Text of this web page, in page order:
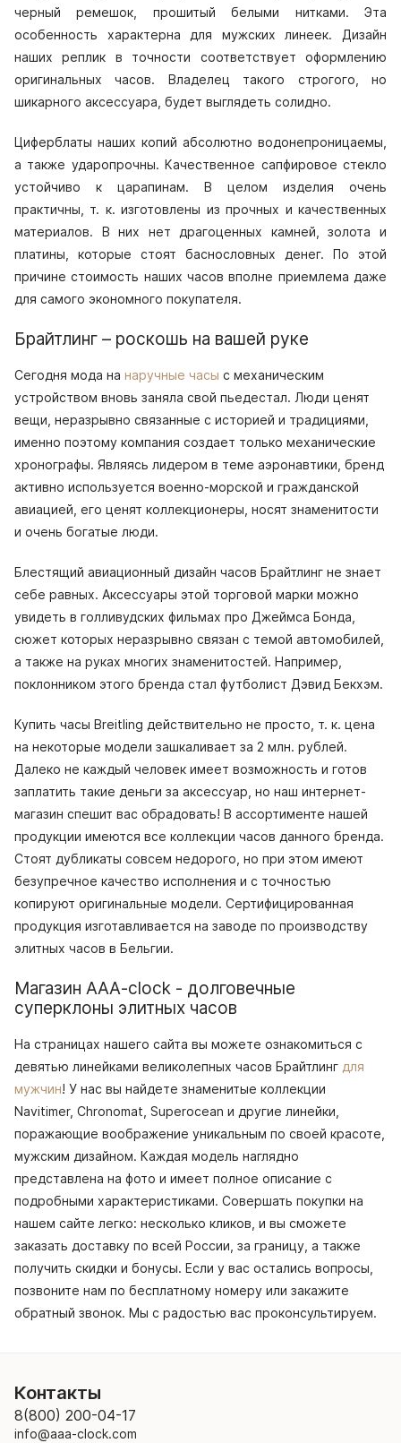
черный ремешок, прошитый белыми нитками. Эта
особенность характерна для мужских линеек. Дизайн
наших реплик в точности соответствует оформлению
оригинальных часов. Владелец такого строгого, но
шикарного аксессуара, будет выглядеть солидно.
Циферблаты наших копий абсолютно водонепроницаемы,
а также ударопрочны. Качественное сапфировое стекло
устойчиво к царапинам. В целом изделия очень
практичны, т. к. изготовлены из прочных и качественных
материалов. В них нет драгоценных камней, золота и
платины, которые стоят баснословных денег. По этой
причине стоимость наших часов вполне приемлема даже
для самого экономного покупателя.
Брайтлинг – роскошь на вашей руке
Сегодня мода на наручные часы с механическим
устройством вновь заняла свой пьедестал. Люди ценят
вещи, неразрывно связанные с историей и традициями,
именно поэтому компания создает только механические
хронографы. Являясь лидером в теме аэронавтики, бренд
активно используется военно-морской и гражданской
авиацией, его ценят коллекционеры, носят знаменитости
и очень богатые люди.
Блестящий авиационный дизайн часов Брайтлинг не знает
себе равных. Аксессуары этой торговой марки можно
увидеть в голливудских фильмах про Джеймса Бонда,
сюжет которых неразрывно связан с темой автомобилей,
а также на руках многих знаменитостей. Например,
поклонником этого бренда стал футболист Дэвид Бекхэм.
Купить часы Breitling действительно не просто, т. к. цена
на некоторые модели зашкаливает за 2 млн. рублей.
Далеко не каждый человек имеет возможность и готов
заплатить такие деньги за аксессуар, но наш интернет-
магазин спешит вас обрадовать! В ассортименте нашей
продукции имеются все коллекции часов данного бренда.
Стоят дубликаты совсем недорого, но при этом имеют
безупречное качество исполнения и с точностью
копируют оригинальные модели. Сертифицированная
продукция изготавливается на заводе по производству
элитных часов в Бельгии.
Магазин AAA-clock - долговечные
суперклоны элитных часов
На страницах нашего сайта вы можете ознакомиться с
девятью линейками великолепных часов Брайтлинг для
мужчин! У нас вы найдете знаменитые коллекции
Navitimer, Chronomat, Superocean и другие линейки,
поражающие воображение уникальным по своей красоте,
мужским дизайном. Каждая модель наглядно
представлена на фото и имеет полное описание с
подробными характеристиками. Совершать покупки на
нашем сайте легко: несколько кликов, и вы сможете
заказать доставку по всей России, за границу, а также
получить скидки и бонусы. Если у вас остались вопросы,
позвоните нам по бесплатному номеру или закажите
обратный звонок. Мы с радостью вас проконсультируем.
Контакты
8(800) 200-04-17
info@aaa-clock.com